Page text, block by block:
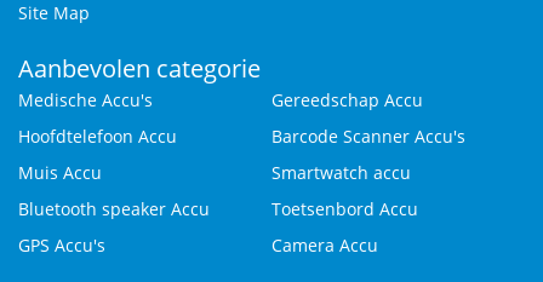
Site Map
Aanbevolen categorie
Medische Accu's
Gereedschap Accu
Hoofdtelefoon Accu
Barcode Scanner Accu's
Muis Accu
Smartwatch accu
Bluetooth speaker Accu
Toetsenbord Accu
GPS Accu's
Camera Accu